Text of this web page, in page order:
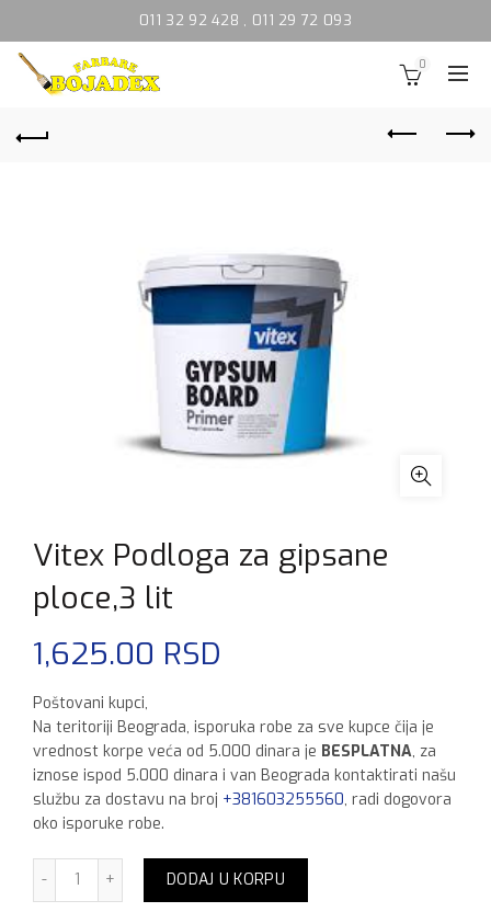
011 32 92 428 , 011 29 72 093
0
Vitex Podloga za gipsane
ploce,3 lit
1,625.00 RSD
Poštovani kupci,
Na teritoriji Beograda, isporuka robe za sve kupce čija je
vrednost korpe veća od 5.000 dinara je BESPLATNA, za
iznose ispod 5.000 dinara i van Beograda kontaktirati našu
službu za dostavu na broj +381603255560, radi dogovora
oko isporuke robe.
Vitex Podloga za gipsane ploce,3 lit količina
DODAJ U KORPU